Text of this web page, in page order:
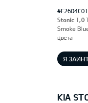
Stonic 1,0
Smoke
цвета
Я
KIA